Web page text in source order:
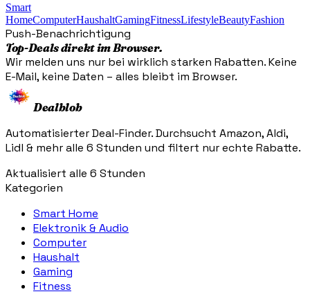
Smart
HomeComputerHaushaltGamingFitnessLifestyleBeautyFashion
Push-Benachrichtigung
Top-Deals direkt im Browser.
Wir melden uns nur bei wirklich starken Rabatten. Keine
E-Mail, keine Daten – alles bleibt im Browser.
Dealblob
Automatisierter Deal-Finder. Durchsucht Amazon, Aldi,
Lidl & mehr alle 6 Stunden und filtert nur echte Rabatte.
Aktualisiert alle 6 Stunden
Kategorien
Smart Home
Elektronik & Audio
Computer
Haushalt
Gaming
Fitness